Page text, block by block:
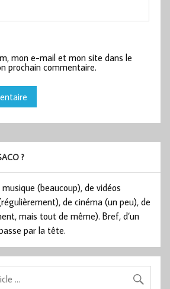
mon e-mail et mon site dans le
prochain commentaire.
?
(beaucoup), de vidéos
de cinéma (un peu), de
mais tout de même). Bref, d’un
par la tête.